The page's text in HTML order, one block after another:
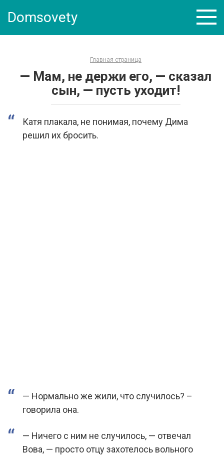
Domsovety
Главная страница
— Мам, не держи его, — сказал
сын, — пусть уходит!
Катя плакала, не понимая, почему Дима
решил их бросить.
— Нормально же жили, что случилось? –
говорила она.
— Ничего с ним не случилось, — отвечал
Вова, — просто отцу захотелось вольного